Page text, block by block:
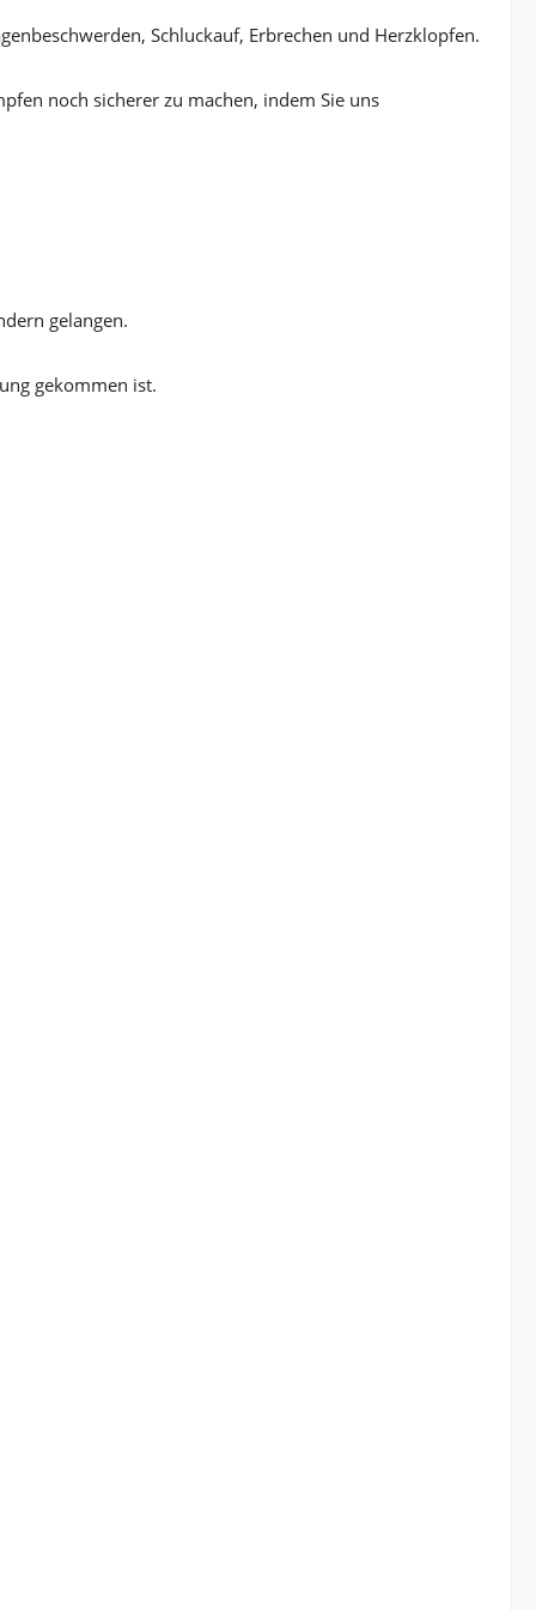
Schluckauf, Erbrechen und Herzklopfen.
noch sicherer zu machen, indem Sie uns
gelangen.
gekommen ist.